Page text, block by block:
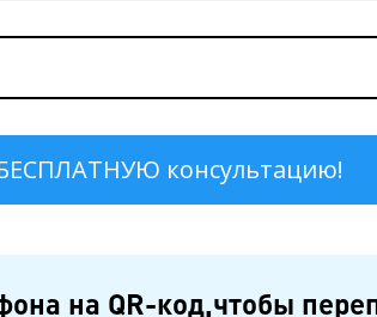
на QR-код,чтобы